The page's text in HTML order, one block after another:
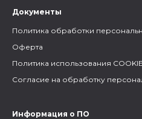
Документы
Политика обработки
Оферта
Политика использования
Согласие на обработку
Информация о ПО